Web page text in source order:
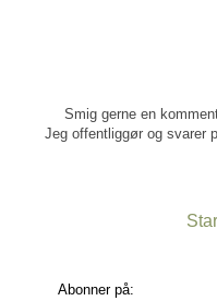
Smig gerne en
Jeg offentliggør og svarer
Abonner på: